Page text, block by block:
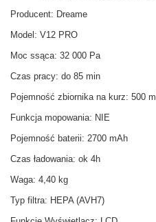
Producent: Dreame
Model: V12 PRO
Moc ssąca: 32 000 Pa
Czas pracy: do 85 min
Pojemność zbiornika na kurz: 500 ml
Funkcja mopowania: NIE
Pojemność baterii: 2700 mAh
Czas ładowania: ok 4h
Waga: 4,40 kg
Typ filtra: HEPA (AVH7)